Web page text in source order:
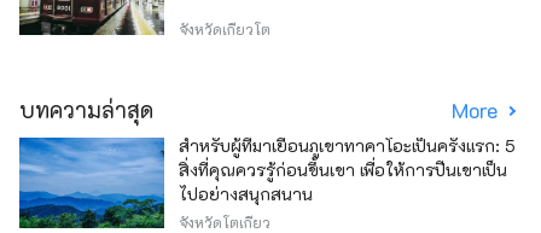
จังหวัดเกียวโต
บทความล่าสุด More
สำหรับผู้ที่มาเยือนภูเขาทาคาโอะเป็นครั้งแรก: 5
สิ่งที่คุณควรรู้ก่อนขึ้นเขา เพื่อให้การปีนเขาเป็น
ไปอย่างสนุกสนาน
จังหวัดโตเกียว